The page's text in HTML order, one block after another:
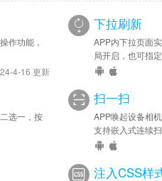
作功能，
4-16 更新
下拉刷新
APP内下拉页面
局开启，也可指定
选一，按
扫一扫
APP唤起设备相
支持嵌入式连续
理。
注入CSS样